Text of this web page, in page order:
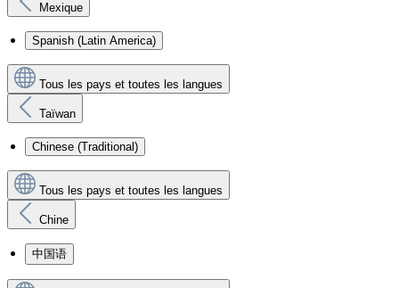
Mexique
Spanish (Latin America)
Tous les pays et toutes les langues
Taïwan
Chinese (Traditional)
Tous les pays et toutes les langues
Chine
中国语